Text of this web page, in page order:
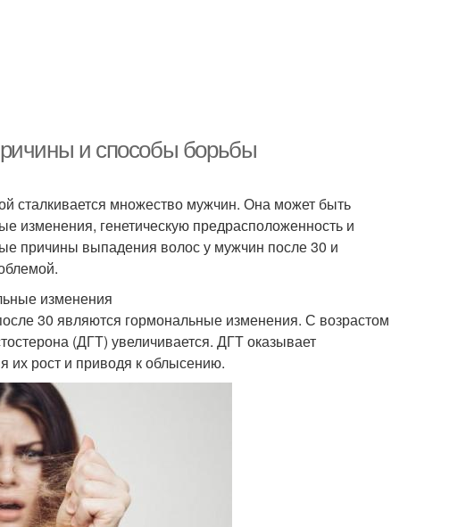
и способы борьбы
сталкивается множество мужчин. Она может быть
изменения, генетическую предрасположенность и
причины выпадения волос у мужчин после 30 и
изменения
30 являются гормональные изменения. С возрастом
(ДГТ) увеличивается. ДГТ оказывает
их рост и приводя к облысению.